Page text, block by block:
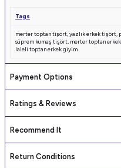
Tags
merter toptan tişört yazlık erkek tişört
süprem kumaş tişört merter toptan
laleli toptan erkek giyim
Payment Options
Ratings & Reviews
Recommend It
Return Conditions